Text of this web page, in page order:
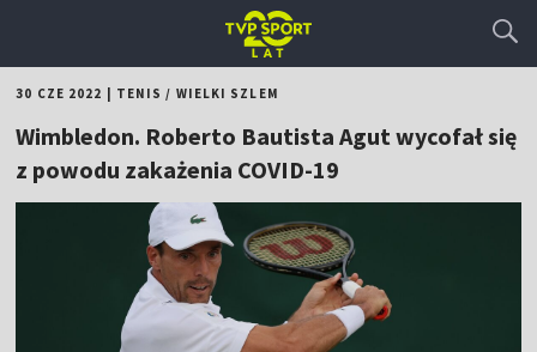
30 CZE 2022 TENIS / WIELKI SZLEM
Wimbledon. Roberto Bautista Agut wycofał się
z powodu zakażenia COVID-19